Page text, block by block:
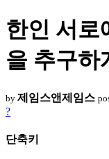
한인 서로
을 추구하
by 제임스앤제임스
?
단축키